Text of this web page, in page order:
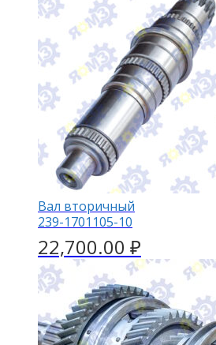
Вал вторичный
239-1701105-10
22,700.00 ₽